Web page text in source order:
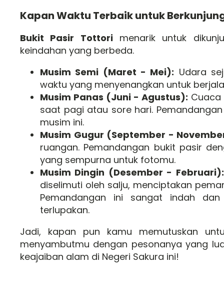
Kapan Waktu Terbaik untuk
Bukit Pasir Tottorimenarik untuk
keindahan yang berbeda.
Musim Semi (Maret - Mei): Udara
waktu yang menyenangkan untuk
Musim Panas (Juni - Agustus): Cuaca
saat pagi atau sore hari.
musim ini.
Musim Gugur (September -
ruangan. Pemandangan bukit pasir
yang sempurna untuk fotomu.
Musim Dingin (Desember - Februari):
diselimuti oleh salju, menciptakan
Pemandangan ini sangat indah
terlupakan.
Jadi, kapan pun kamu memutuskan
menyambutmu dengan pesonanya yang
keajaiban alam di Negeri Sakura ini!